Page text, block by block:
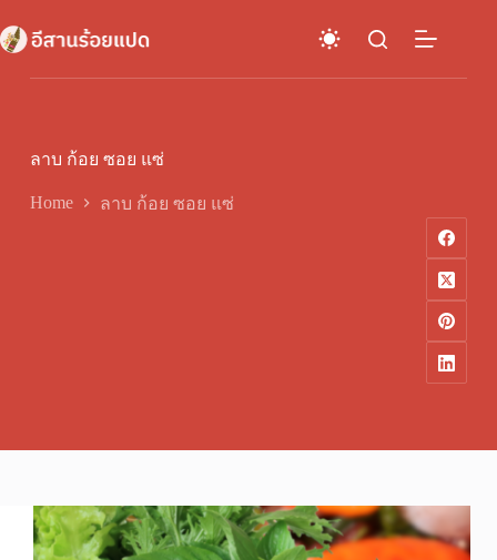
to
content
ลาบ ก้อย ซอย แซ่
Home ลาบ ก้อย ซอย แซ่